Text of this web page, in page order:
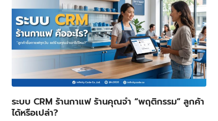
ระบบ CRM ร้านกาแฟ ร้านคุณจำ “พฤติกรรม” ลูกค้า
ได้หรือเปล่า?